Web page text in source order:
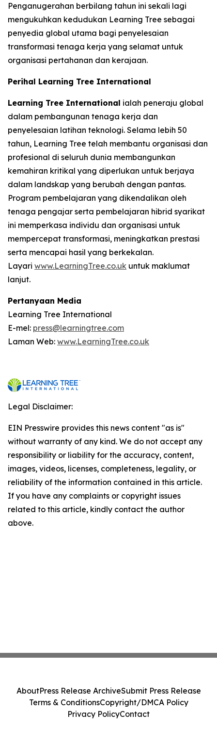
Penganugerahan berbilang tahun ini sekali lagi
mengukuhkan kedudukan Learning Tree sebagai
penyedia global utama bagi penyelesaian
transformasi tenaga kerja yang selamat untuk
organisasi pertahanan dan kerajaan.
Perihal Learning Tree International
Learning Tree International ialah peneraju global
dalam pembangunan tenaga kerja dan
penyelesaian latihan teknologi. Selama lebih 50
tahun, Learning Tree telah membantu organisasi dan
profesional di seluruh dunia membangunkan
kemahiran kritikal yang diperlukan untuk berjaya
dalam landskap yang berubah dengan pantas.
Program pembelajaran yang dikendalikan oleh
tenaga pengajar serta pembelajaran hibrid syarikat
ini memperkasa individu dan organisasi untuk
mempercepat transformasi, meningkatkan prestasi
serta mencapai hasil yang berkekalan.
Layari www.LearningTree.co.uk untuk maklumat
lanjut.
Pertanyaan Media
Learning Tree International
E-mel: press@learningtree.com
Laman Web: www.LearningTree.co.uk
Legal Disclaimer:
EIN Presswire provides this news content "as is"
without warranty of any kind. We do not accept any
responsibility or liability for the accuracy, content,
images, videos, licenses, completeness, legality, or
reliability of the information contained in this article.
If you have any complaints or copyright issues
related to this article, kindly contact the author
above.
AboutPress Release ArchiveSubmit Press Release
Terms & ConditionsCopyright/DMCA Policy
Privacy PolicyContact